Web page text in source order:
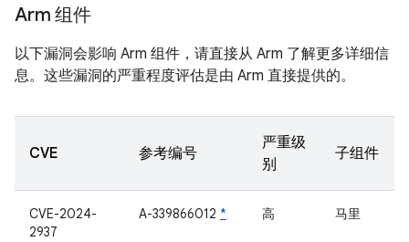
Arm 组件
以下漏洞会影响 Arm 组件，请直接从 Arm 了解更多详细信
息。这些漏洞的严重程度评估是由 Arm 直接提供的。
CVE 参考编号
严重级
别
子组件
CVE-2024-
2937
A-339866012 * 高 马里